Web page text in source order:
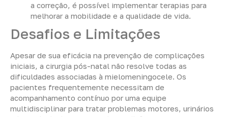
a correção, é possível implementar terapias para
melhorar a mobilidade e a qualidade de vida.
Desafios e Limitações
Apesar de sua eficácia na prevenção de complicações
iniciais, a cirurgia pós-natal não resolve todas as
dificuldades associadas à mielomeningocele. Os
pacientes frequentemente necessitam de
acompanhamento contínuo por uma equipe
multidisciplinar para tratar problemas motores, urinários